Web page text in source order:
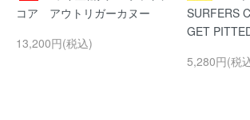
コア アウトリガーカヌー
13,200円(税込)
SURFERS
GET
5,280円(税